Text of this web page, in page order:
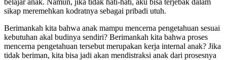
belajar anak. Namun, jika tidak hati-hati, aku bisa terjebak dalam
sikap meremehkan kodratnya sebagai pribadi utuh.
Berimankah kita bahwa anak mampu mencerna pengetahuan sesuai
kebutuhan akal budinya sendiri? Berimankah kita bahwa proses
mencerna pengetahuan tersebut merupakan kerja internal anak? Jika
tidak beriman, kita bisa jadi akan mendistraksi anak dari prosesnya